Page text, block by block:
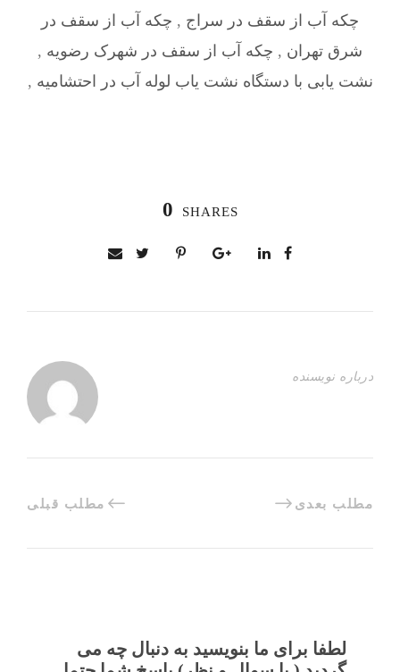
چکه آب از سقف در سراج , چکه آب از سقف در
شرق تهران , چکه آب از سقف در شهرک رضویه ,
نشت یابی با دستگاه نشت یاب لوله آب در احتشامیه ,
0 SHARES
درباره نویسنده
مطلب قبلی مطلب بعدی
لطفا برای ما بنویسید به دنبال چه می